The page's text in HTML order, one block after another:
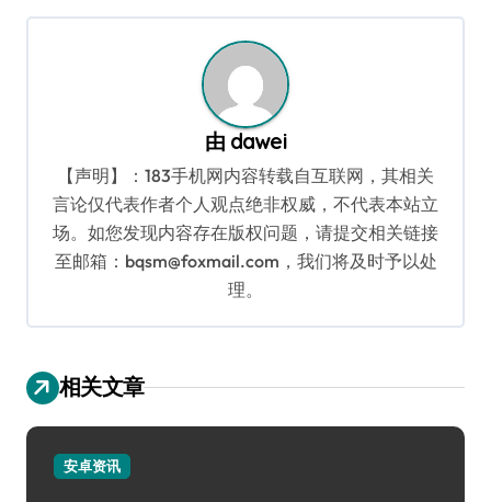
由 dawei
【声明】：183手机网内容转载自互联网，其相关
言论仅代表作者个人观点绝非权威，不代表本站立
场。如您发现内容存在版权问题，请提交相关链接
至邮箱：bqsm@foxmail.com，我们将及时予以处
理。
相关文章
安卓资讯